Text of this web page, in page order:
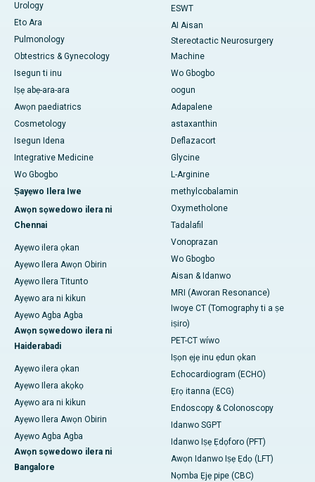
Urology
Eto Ara
Pulmonology
Obtestrics & Gynecology
Isegun ti inu
Iṣẹ abẹ-ara-ara
Awọn paediatrics
Cosmetology
Isegun Idena
Integrative Medicine
Wo Gbogbo
Ṣayẹwo Ilera Iwe
Awọn sọwedowo ilera ni
Chennai
Ayẹwo ilera ọkan
Ayẹwo Ilera Awọn Obirin
Ayẹwo Ilera Titunto
Ayẹwo ara ni kikun
Ayẹwo Agba Agba
Awọn sọwedowo ilera ni
Haiderabadi
Ayẹwo ilera ọkan
Ayẹwo Ilera akọkọ
Ayẹwo ara ni kikun
Ayẹwo Ilera Awọn Obirin
Ayẹwo Agba Agba
Awọn sọwedowo ilera ni
Bangalore
ESWT
AI Aisan
Stereotactic Neurosurgery
Machine
Wo Gbogbo
oogun
Adapalene
astaxanthin
Deflazacort
Glycine
L-Arginine
methylcobalamin
Oxymetholone
Tadalafil
Vonoprazan
Wo Gbogbo
Aisan & Idanwo
MRI (Aworan Resonance)
Iwoye CT (Tomography ti a ṣe
iṣiro)
PET-CT wíwo
Iṣọn ẹjẹ inu ẹdun ọkan
Echocardiogram (ECHO)
Ẹrọ itanna (ECG)
Endoscopy & Colonoscopy
Idanwo SGPT
Idanwo Iṣẹ Ẹdọforo (PFT)
Awọn Idanwo Iṣẹ Ẹdọ (LFT)
Nọmba Ẹjẹ pipe (CBC)